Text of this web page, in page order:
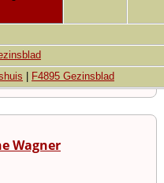
F4895 Gezinsblad
Wagner